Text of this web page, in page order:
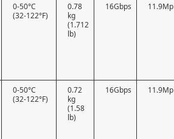
0-50°C
(32-122°F)
0.78
kg
(1.712
lb)
16Gbps
0-50°C
(32-122°F)
0.72
kg
(1.58
lb)
16Gbps